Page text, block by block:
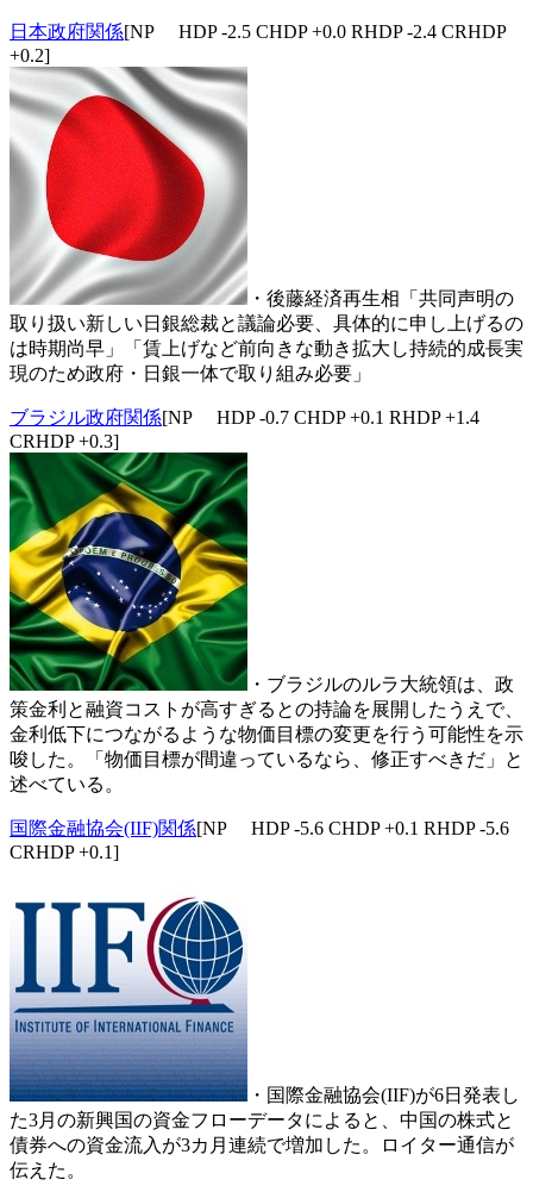
日本政府関係[NP HDP -2.5 CHDP +0.0 RHDP -2.4 CRHDP
+0.2]
・後藤経済再生相「共同声明の
取り扱い新しい日銀総裁と議論必要、具体的に申し上げるの
は時期尚早」「賃上げなど前向きな動き拡大し持続的成長実
現のため政府・日銀一体で取り組み必要」
ブラジル政府関係[NP HDP -0.7 CHDP +0.1 RHDP +1.4
CRHDP +0.3]
・ブラジルのルラ大統領は、政
策金利と融資コストが高すぎるとの持論を展開したうえで、
金利低下につながるような物価目標の変更を行う可能性を示
唆した。「物価目標が間違っているなら、修正すべきだ」と
述べている。
国際金融協会(IIF)関係[NP HDP -5.6 CHDP +0.1 RHDP -5.6
CRHDP +0.1]
・国際金融協会(IIF)が6日発表し
た3月の新興国の資金フローデータによると、中国の株式と
債券への資金流入が3カ月連続で増加した。ロイター通信が
伝えた。